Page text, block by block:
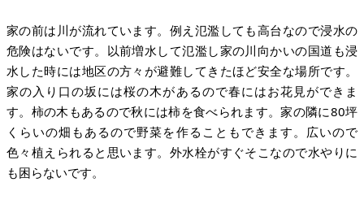
家の前は川が流れています。例え氾濫しても高台なので浸水の
危険はないです。以前増水して氾濫し家の川向かいの国道も浸
水した時には地区の方々が避難してきたほど安全な場所です。
家の入り口の坂には桜の木があるので春にはお花見ができま
す。柿の木もあるので秋には柿を食べられます。家の隣に80坪
くらいの畑もあるので野菜を作ることもできます。広いので
色々植えられると思います。外水栓がすぐそこなので水やりに
も困らないです。